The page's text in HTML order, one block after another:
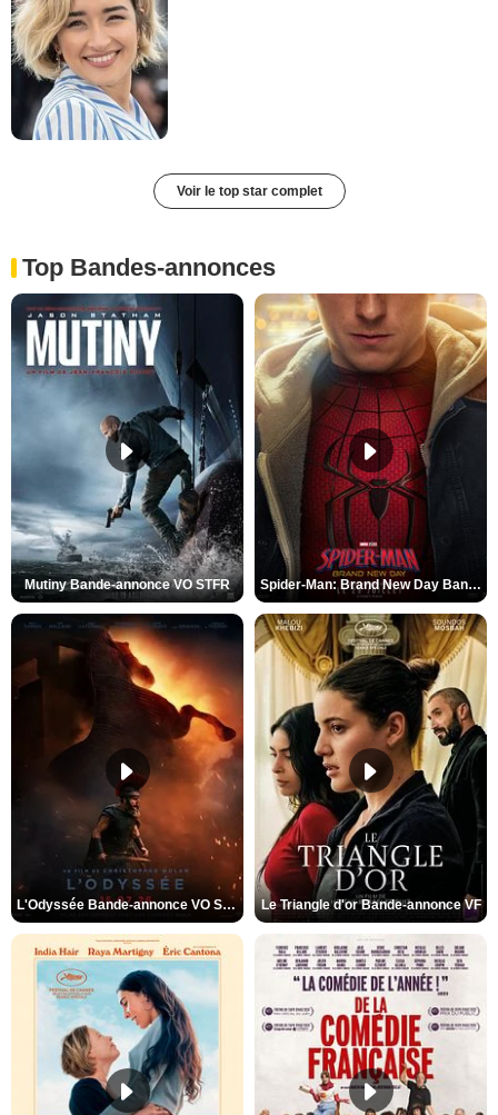
Voir le top star complet
Top Bandes-annonces
Mutiny Bande-annonce VO STFR Spider-Man: Brand New Day Bande-annonce VO STFR
L'Odyssée Bande-annonce VO STFR Le Triangle d'or Bande-annonce VF